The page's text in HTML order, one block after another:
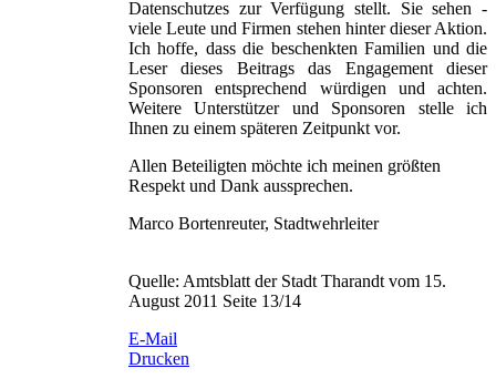
Datenschutzes zur Verfügung stellt. Sie sehen -
viele Leute und Firmen stehen hinter dieser Aktion.
Ich hoffe, dass die beschenkten Familien und die
Leser dieses Beitrags das Engagement dieser
Sponsoren entsprechend würdigen und achten.
Weitere Unterstützer und Sponsoren stelle ich
Ihnen zu einem späteren Zeitpunkt vor.
Allen Beteiligten möchte ich meinen größten
Respekt und Dank aussprechen.
Marco Bortenreuter, Stadtwehrleiter
Quelle: Amtsblatt der Stadt Tharandt vom 15.
August 2011 Seite 13/14
E-Mail
Drucken